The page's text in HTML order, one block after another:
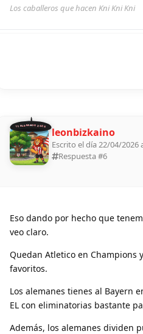
Los caballeros que hacen Kni Kni Kni
11 ALDEANOS 2026 leonbizkaino
Escrito el día 22/04/2026
Respuesta #6
Eso dando por hecho que
veo claro.
Quedan Atletico en Champions
favoritos.
Los alemanes tienes al Bayern
EL con eliminatorias bastante
Además, los alemanes dividen